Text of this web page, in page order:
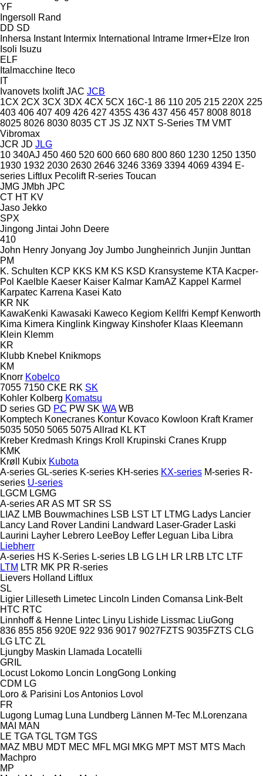
YF
Ingersoll Rand
DD SD
Inhersa Instant Intermix International Intrame Irmer+Elze Iron
Isoli Isuzu
ELF
Italmacchine Iteco
IT
Ivanovets Ixolift JAC JCB
1CX 2CX 3CX 3DX 4CX 5CX 16C-1 86 110 205 215 220X 225
403 406 407 409 426 427 435S 436 437 456 457 8008 8018
8025 8026 8030 8035 CT JS JZ NXT S-Series TM VMT
Vibromax
JCR JD JLG
10 340AJ 450 460 520 600 660 680 800 860 1230 1250 1350
1930 1932 2030 2630 2646 3246 3369 3394 4069 4394 E-
series Liftlux Pecolift R-series Toucan
JMG JMbh JPC
CT HT KV
Jaso Jekko
SPX
Jingong Jintai John Deere
410
John Henry Jonyang Joy Jumbo Jungheinrich Junjin Junttan
PM
K. Schulten KCP KKS KM KS KSD Kransysteme KTA Kacper-
Pol Kaelble Kaeser Kaiser Kalmar KamAZ Kappel Karmel
Karpatec Karrena Kasei Kato
KR NK
KawaKenki Kawasaki Kaweco Kegiom Kellfri Kempf Kenworth
Kima Kimera Kinglink Kingway Kinshofer Klaas Kleemann
Klein Klemm
KR
Klubb Knebel Knikmops
KM
Knorr Kobelco
7055 7150 CKE RK SK
Kohler Kolberg Komatsu
D series GD PC PW SK WA WB
Komptech Konecranes Kontur Kovaco Kowloon Kraft Kramer
5035 5050 5065 5075Allrad KL KT
Kreber Kredmash Krings Kroll Krupinski Cranes Krupp
KMK
Krøll
Kubix Kubota
A-series GL-series K-series KH-series KX-series M-series R-
series U-series
LGCM LGMG
A-seriesAR AS MT SR SS
LIAZ LMB Bouwmachines LSB LST LT LTMG Ladys Lancier
Lancy Land Rover Landini Landward Laser-Grader Laski
Laurini Layher Lebrero LeeBoy Leffer Leguan Liba Libra
Liebherr
A-series HS K-Series L-series LB LG LH LR LRB LTC LTF
LTM LTR MK PR R-series
Lievers Holland Liftlux
SL
Ligier Lilleseth Limetec Lincoln Linden Comansa Link-Belt
HTC RTC
Linnhoff & Henne Lintec Linyu Lishide Lissmac LiuGong
836 855 856 920E 922 936 9017 9027FZTS 9035FZTS CLG
LG LTC ZL
Ljungby Maskin Llamada Locatelli
GRIL
Locust Lokomo Loncin LongGong Lonking
CDM LG
Loro & Parisini Los Antonios Lovol
FR
Lugong Lumag Luna Lundberg Lännen M-Tec M.Lorenzana
MAI MAN
LE TGA TGL TGM TGS
MAZ MBU MDT MEC MFL MGI MKG MPT MST MTS Mach
Machpro
MP